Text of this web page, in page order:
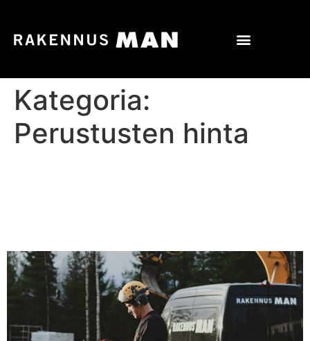
Kategoria:
Perustusten hinta